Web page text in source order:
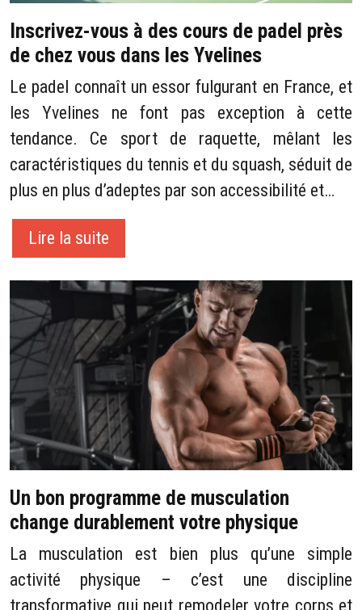
Inscrivez-vous à des cours de padel près
de chez vous dans les Yvelines
Le padel connaît un essor fulgurant en France, et
les Yvelines ne font pas exception à cette
tendance. Ce sport de raquette, mêlant les
caractéristiques du tennis et du squash, séduit de
plus en plus d’adeptes par son accessibilité et…
Lire la suite
Un bon programme de musculation
change durablement votre physique
La musculation est bien plus qu’une simple
activité physique – c’est une discipline
transformative qui peut remodeler votre corps et